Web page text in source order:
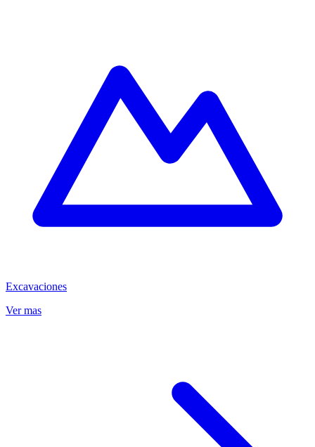
Excavaciones
Ver mas